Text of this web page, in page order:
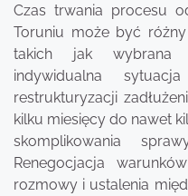
Czas trwania procesu
Toruniu może być
takich jak wybrana
indywidualna
restrukturyzacji
kilku miesięcy do nawet
skomplikowania
Renegocjacja
rozmowy i ustalenia